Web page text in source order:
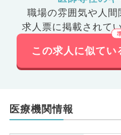
職場の雰囲気や人間
求人票に掲載されて
この求人に似てい
医療機関情報